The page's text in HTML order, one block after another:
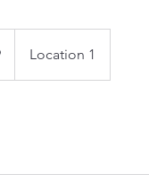
Location 1